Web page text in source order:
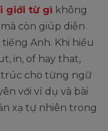
giới từ gì không
còn giúp diễn
Anh. Khi hiểu
in, of hay that,
trúc cho từng ngữ
với ví dụ và bài
xạ tự nhiên trong